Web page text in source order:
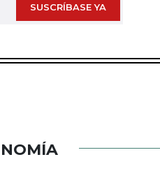
SUSCRÍBASE YA